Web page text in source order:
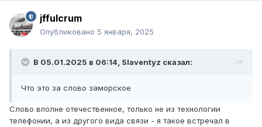
jffulcrum
Опубликовано 5 января, 2025
В 05.01.2025 в 06:14, Slaventyz сказал:
Что это за слово заморское
Слово вполне отечественное, только не из технологии
телефонии, а из другого вида связи - я такое встречал в